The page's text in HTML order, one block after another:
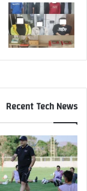
Recent Tech News